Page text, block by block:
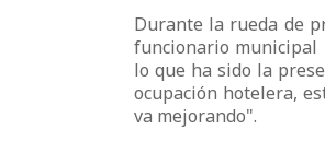
Durante la rueda de
funcionario municipal
lo que ha sido la
ocupación hotelera,
va mejorando".